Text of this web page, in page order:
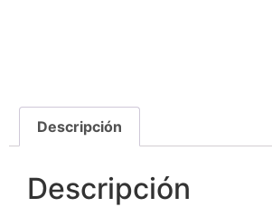
Descripción
Descripción